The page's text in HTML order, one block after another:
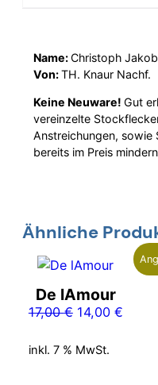
Name:Christoph
Von:TH. Knaur Nachf.
Keine Neuware!Gut
vereinzelte
Anstreichungen, sowie
bereits im Preis
Ähnliche
De lAmour
17,00€ Ursprünglicher
war:
14,00 €
inkl. 7 % MwSt.